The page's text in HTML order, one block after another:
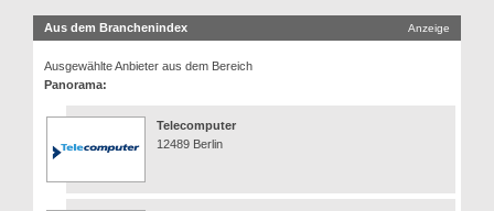
Aus dem Branchenindex Anzeige
Ausgewählte Anbieter aus dem Bereich
Panorama:
Telecomputer
12489 Berlin